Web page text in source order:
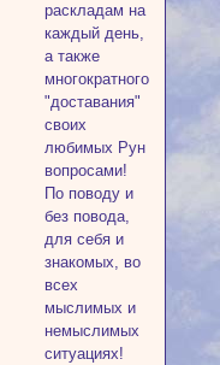
раскладам на
каждый день,
а также
многократного
"доставания"
своих
любимых Рун
вопросами!
По поводу и
без повода,
для себя и
знакомых, во
всех
мыслимых и
немыслимых
ситуациях!